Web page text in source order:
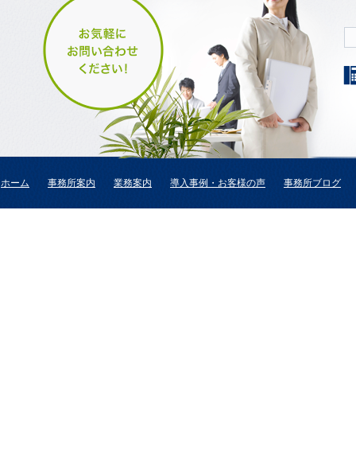
ホーム 事務所案内 業務案内 導入事例・お客様の声 事務所ブログ